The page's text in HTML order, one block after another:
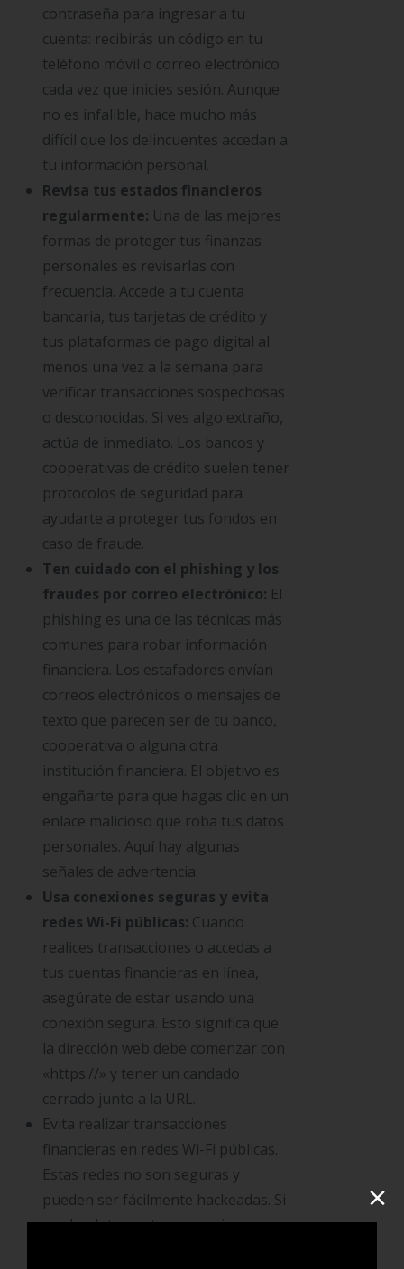
contraseña para ingresar a tu
cuenta: recibirás un código en tu
teléfono móvil o correo electrónico
cada vez que inicies sesión. Aunque
no es infalible, hace mucho más
difícil que los delincuentes accedan a
tu información personal.
Revisa tus estados financieros
regularmente: Una de las mejores
formas de proteger tus finanzas
personales es revisarlas con
frecuencia. Accede a tu cuenta
bancaria, tus tarjetas de crédito y
tus plataformas de pago digital al
menos una vez a la semana para
verificar transacciones sospechosas
o desconocidas. Si ves algo extraño,
actúa de inmediato. Los bancos y
cooperativas de crédito suelen tener
protocolos de seguridad para
ayudarte a proteger tus fondos en
caso de fraude.
Ten cuidado con el phishing y los
fraudes por correo electrónico: El
phishing es una de las técnicas más
comunes para robar información
financiera. Los estafadores envían
correos electrónicos o mensajes de
texto que parecen ser de tu banco,
cooperativa o alguna otra
institución financiera. El objetivo es
engañarte para que hagas clic en un
enlace malicioso que roba tus datos
personales. Aquí hay algunas
señales de advertencia:
Usa conexiones seguras y evita
redes Wi-Fi públicas: Cuando
realices transacciones o accedas a
tus cuentas financieras en línea,
asegúrate de estar usando una
conexión segura. Esto significa que
la dirección web debe comenzar con
«https://» y tener un candado
cerrado junto a la URL.
Evita realizar transacciones
financieras en redes Wi-Fi públicas.
Estas redes no son seguras y
pueden ser fácilmente hackeadas. Si
es absolutamente necesario, usa
×